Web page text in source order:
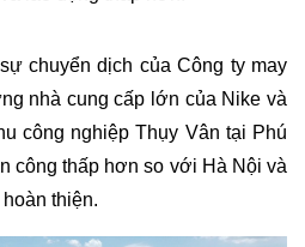
chuyển dịch của Công ty may
nhà cung cấp lớn của Nike và
công nghiệp Thụy Vân tại Phú
công thấp hơn so với Hà Nội và
thiện​.